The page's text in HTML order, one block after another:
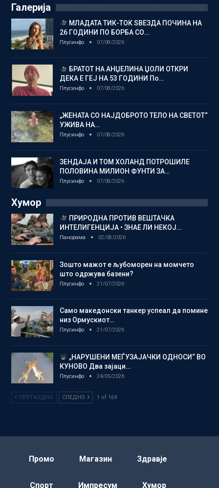
Галерија
МЛАДАТА ТИК-ТОК ЅВЕЗДА ПОЧИНА НА
26 ГОДИНИ ПО БОРБА СО…
Плусинфо 07/08/2026
БРАТОТ НА АНЏЕЛИНА ЏОЛИ ОТКРИ
ДЕКА Е ГЕЈ НА 53 ГОДИНИ По…
Плусинфо 07/08/2026
„ЖЕНАТА СО НАЈДОБРОТО ТЕЛО НА СВЕТОТ“
УЖИВА НА…
Плусинфо 07/08/2026
ЗЕНДАЈА И ТОМ ХОЛАНД ПОТРОШИЛЕ
ПОЛОВИНА МИЛИОН ФУНТИ ЗА…
Плусинфо 07/08/2026
Хумор
ПРИРОДНА ПРОТИВ ВЕШТАЧКА
ИНТЕЛИГЕНЦИЈА • ЗНАЕ ЛИ НЕКОЈ…
Панорама 02/08/2026
Зошто мажот е љубоморен на момчето
што одржува базени?
Плусинфо 21/07/2026
Само македонски танкер успеал да помине
низ Ормускиот…
Плусинфо 21/07/2026
„НАРУШЕНИ МЕЃУЗАЈАЧКИ ОДНОСИ“ ВО
КУНОВО Два зајаци…
Плусинфо 24/05/2026
ПРЕТХОДНО СЛЕДНО 1 of 169
Промо Магазин Здравје
Спорт Импресум Хумор